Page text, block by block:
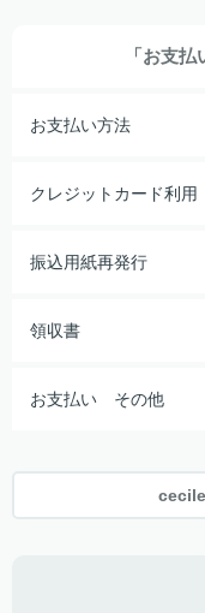
「お支
お支払い方法
クレジットカード利用
振込用紙再発行
領収書
お支払い その他